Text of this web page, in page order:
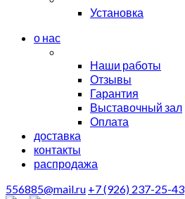
Установка
о нас
Наши работы
Отзывы
Гарантия
Выставочный зал
Оплата
доставка
контакты
распродажа
556885@mail.ru +7 (926) 237-25-43